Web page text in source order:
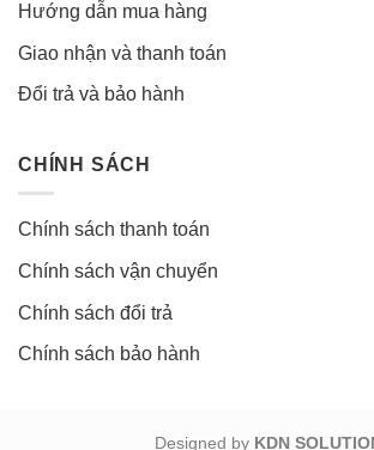
Hướng dẫn mua hàng
Giao nhận và thanh toán
Đổi trả và bảo hành
CHÍNH SÁCH
Chính sách thanh toán
Chính sách vận chuyển
Chính sách đổi trả
Chính sách bảo hành
Designed by KDN